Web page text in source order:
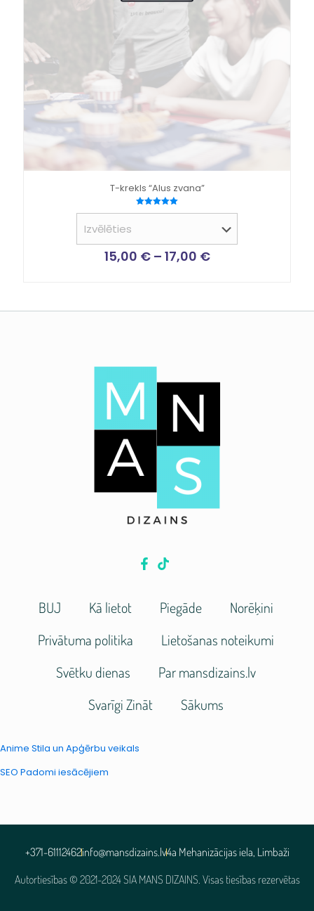
T-krekls “Alus zvana”
Novērtēts
15,00 € – 17,00 €
BUJ Kā lietot Piegāde
Norēķini
Privātuma politika
Lietošanas noteikumi
Svētku dienas
Par mansdizains.lv
Svarīgi Zināt
Sākums
Anime Stila un Apģērbu veikals
SEO Padomi iesācējiem
Autortiesības © 2021-2024 SIA MANS DIZAINS. Visas tiesības rezervētas
+371-61112462info@mansdizains.lv4a Mehanizācijas iela, Limbaži